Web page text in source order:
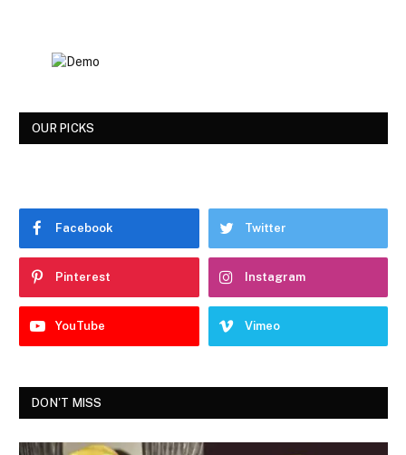
OUR PICKS
Facebook Twitter
Pinterest Instagram
YouTube Vimeo
DON'T MISS